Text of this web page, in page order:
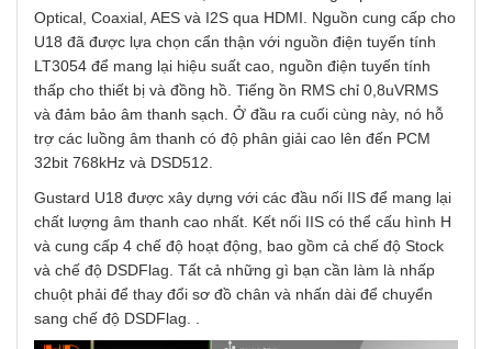
Optical, Coaxial, AES và I2S qua HDMI. Nguồn cung cấp cho
U18 đã được lựa chọn cẩn thận với nguồn điện tuyến tính
LT3054 để mang lại hiệu suất cao, nguồn điện tuyến tính
thấp cho thiết bị và đồng hồ. Tiếng ồn RMS chỉ 0,8uVRMS
và đảm bảo âm thanh sạch. Ở đầu ra cuối cùng này, nó hỗ
trợ các luồng âm thanh có độ phân giải cao lên đến PCM
32bit 768kHz và DSD512.
Gustard U18 được xây dựng với các đầu nối IIS để mang lại
chất lượng âm thanh cao nhất. Kết nối IIS có thể cấu hình H
và cung cấp 4 chế độ hoạt động, bao gồm cả chế độ Stock
và chế độ DSDFlag. Tất cả những gì bạn cần làm là nhấp
chuột phải để thay đổi sơ đồ chân và nhấn dài để chuyển
sang chế độ DSDFlag. .